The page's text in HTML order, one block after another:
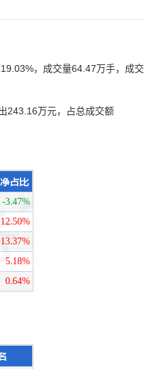
，成交量64.47万手，成交
243.16万元，占总成交额